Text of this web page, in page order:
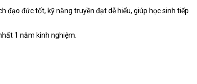
đạo đức tốt, kỹ năng truyền đạt dễ hiểu, giúp học sinh tiếp
1 năm kinh nghiệm.